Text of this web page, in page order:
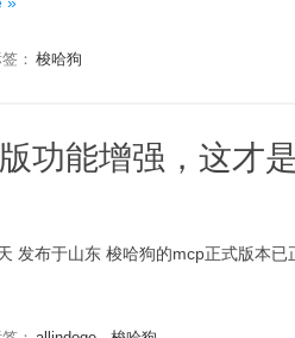
： 梭哈狗
功能增强，这才
发布于山东 梭哈狗的mcp正式版本